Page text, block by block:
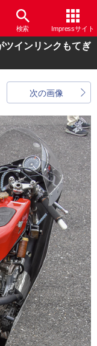
検索 Impressサイト
ツインリンクもてぎ
次の画像